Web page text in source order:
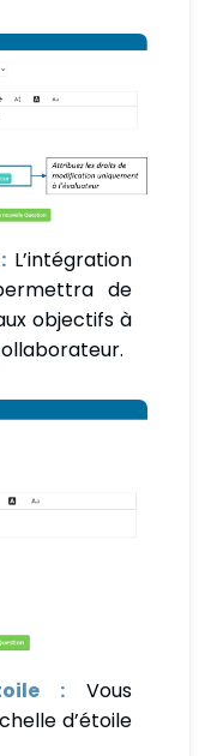
L’intégration
de
objectifs à
: Vous
d’étoile